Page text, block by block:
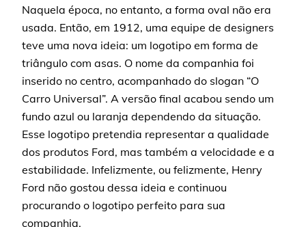
Naquela época, no entanto, a forma oval não era
usada. Então, em 1912, uma equipe de designers
teve uma nova ideia: um logotipo em forma de
triângulo com asas. O nome da companhia foi
inserido no centro, acompanhado do slogan “O
Carro Universal”. A versão final acabou sendo um
fundo azul ou laranja dependendo da situação.
Esse logotipo pretendia representar a qualidade
dos produtos Ford, mas também a velocidade e a
estabilidade. Infelizmente, ou felizmente, Henry
Ford não gostou dessa ideia e continuou
procurando o logotipo perfeito para sua
companhia.